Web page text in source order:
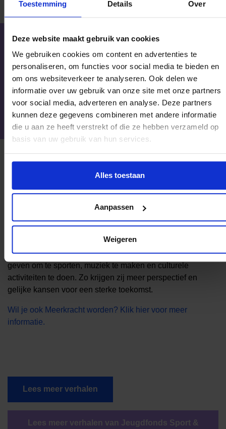
Toestemming Details Over
Deze website maakt gebruik van cookies
We gebruiken cookies om content en advertenties te
personaliseren, om functies voor social media te bieden en
om ons websiteverkeer te analyseren. Ook delen we
informatie over uw gebruik van onze site met onze partners
voor social media, adverteren en analyse. Deze partners
kunnen deze gegevens combineren met andere informatie
die u aan ze heeft verstrekt of die ze hebben verzameld op
basis van uw gebruik van hun services.
Alles toestaan
Aanpassen
Weigeren
Veel ouders hebben
weinig vertrouwen in
instanties.
Vertrouwen is de
basis.
Meer kansen voor kinderen met steun van het Jeugdfonds Sport & Cultuur
Het verhaal van Brigitte laat zien hoe belangrijk
persoonlijke aandacht, vertrouwen en een integrale
ondersteunen, ontstaat er ruimte voor kinderen om zich
optimaal te ontwikkelen. Het Jeugdfonds Sport & Cultuur
speelt hierin een cruciale rol door kinderen kansen te
geven om te sporten, muziek te maken en culturele
activiteiten te doen. Zo krijgen zij meer perspectief en
gelijke kansen voor een sterke toekomst.
Wil je ook Meerkracht worden? Klik hier voor meer
informatie.
Lees meer verhalen
Lees meer verhalen van Jeugdfonds Sport &